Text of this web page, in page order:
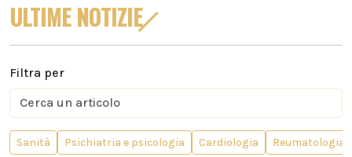
ULTIME NOTIZIE
Filtra per
Sanità Psichiatria e psicologia Cardiologia Reumatologia